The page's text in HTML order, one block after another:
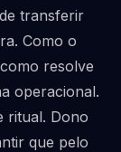
transferir
Como o
resolve
operacional.
ritual. Dono
que pelo